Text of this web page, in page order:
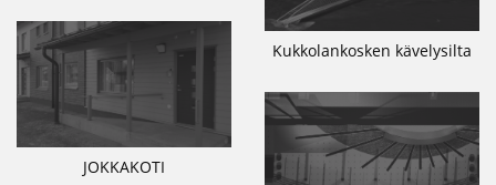
Kukkolankosken kävelysilta
JOKKAKOTI